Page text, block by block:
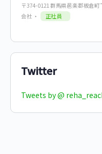
〒374-0121 群馬県邑楽郡板倉
会社
正社員
Twitter
Tweets by @